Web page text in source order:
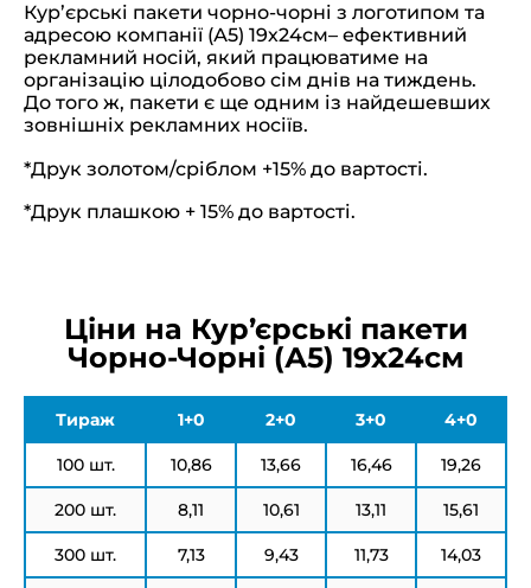
Кур’єрські пакети чорно-чорні з логотипом та
адресою компанії (А5) 19х24см– ефективний
рекламний носій, який працюватиме на
організацію цілодобово сім днів на тиждень.
До того ж, пакети є ще одним із найдешевших
зовнішніх рекламних носіїв.
*Друк золотом/сріблом +15% до вартості.
*Друк плашкою + 15% до вартості.
Ціни на Кур’єрські пакети
Чорно-Чорні (А5) 19х24см
Тираж 1+0 2+0 3+0 4+0
100 шт. 10,86 13,66 16,46 19,26
200 шт. 8,11 10,61 13,11 15,61
300 шт. 7,13 9,43 11,73 14,03